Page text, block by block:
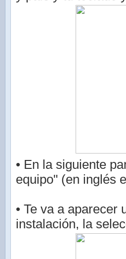
• En la siguiente
equipo" (en inglés
• Te va a aparecer
instalación, la